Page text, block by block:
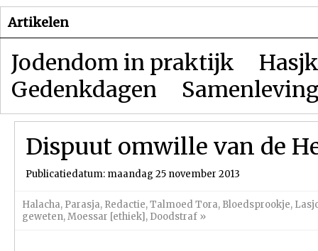
Artikelen
Jodendom in praktijk
Gedenkdagen
Dispuut omwille van de
Publicatiedatum: maandag 25 november 2013
Halacha, Parasja, Redactie,Talmoed Tora, Bloedsprookje,
geweten,Moessar [ethiek], Doodstraf »